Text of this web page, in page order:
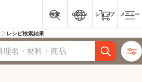
検索 Global ショップ メニュー
レシピ検索結果
索